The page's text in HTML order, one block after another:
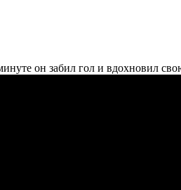
он забил гол и вдохновил